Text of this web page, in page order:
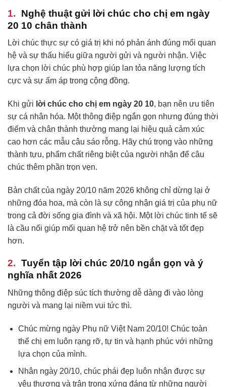
Nghệ thuật gửi lời chúc cho chị em ngày
20 10 chân thành
Lời chúc thực sự có giá trị khi nó phản ánh đúng mối quan
hệ và sự thấu hiểu giữa người gửi và người nhận. Việc
lựa chọn lời chúc phù hợp giúp lan tỏa năng lượng tích
cực và sự ấm áp trong cộng đồng.
Khi gửi lời chúc cho chị em ngày 20 10, bạn nên ưu tiên
sự cá nhân hóa. Một thông điệp ngắn gọn nhưng đúng thời
điểm và chân thành thường mang lại hiệu quả cảm xúc
cao hơn các mẫu câu sáo rỗng. Hãy chú trọng vào những
thành tựu, phẩm chất riêng biệt của người nhận để câu
chúc thêm phần trọn vẹn.
Bản chất của ngày 20/10 năm 2026 không chỉ dừng lại ở
những đóa hoa, mà còn là sự công nhận giá trị của phụ nữ
trong cả đời sống gia đình và xã hội. Một lời chúc tinh tế sẽ
là cầu nối giúp mối quan hệ trở nên bền chặt và tốt đẹp
hơn.
Tuyển tập lời chúc 20/10 ngắn gọn và ý
nghĩa nhất 2026
Những thông điệp súc tích thường dễ dàng đi vào lòng
người và mang lại niềm vui tức thì.
Chúc mừng ngày Phụ nữ Việt Nam 20/10! Chúc toàn
thể chị em luôn rạng rỡ, tự tin và hạnh phúc với những
lựa chọn của mình.
Nhân ngày 20/10, chúc phái đẹp luôn nhận được sự
yêu thương và trân trọng xứng đáng từ những người